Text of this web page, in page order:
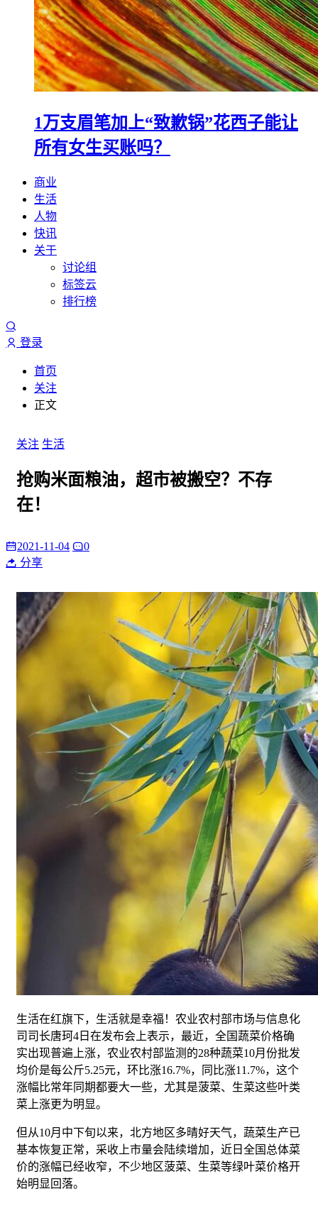
1万支眉笔加上“致歉锅”花西子能让
所有女生买账吗？
商业
生活
人物
快讯
关于
讨论组
标签云
排行榜
登录
首页
关注
正文
关注 生活
抢购米面粮油，超市被搬空？不存
在！
2021-11-04
0
分享
生活在红旗下，生活就是幸福！农业农村部市场与信息化
司司长唐珂4日在发布会上表示，最近，全国蔬菜价格确
实出现普遍上涨，农业农村部监测的28种蔬菜10月份批发
均价是每公斤5.25元，环比涨16.7%，同比涨11.7%，这个
涨幅比常年同期都要大一些，尤其是菠菜、生菜这些叶类
菜上涨更为明显。
但从10月中下旬以来，北方地区多晴好天气，蔬菜生产已
基本恢复正常，采收上市量会陆续增加，近日全国总体菜
价的涨幅已经收窄，不少地区菠菜、生菜等绿叶菜价格开
始明显回落。